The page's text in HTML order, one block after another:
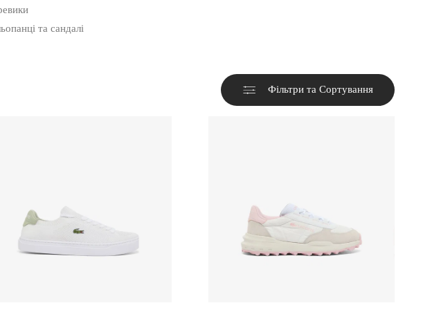
та сандалі
Фільтри та Сортування